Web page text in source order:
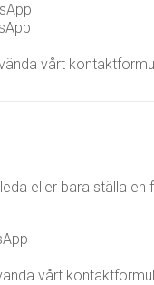
vårt
eller bara ställa en
vårt